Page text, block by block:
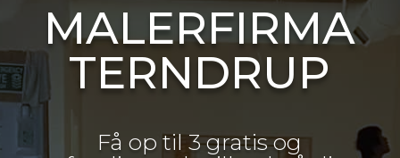
MALERFIRMA
TERNDRUP
Få op til 3 gratis og